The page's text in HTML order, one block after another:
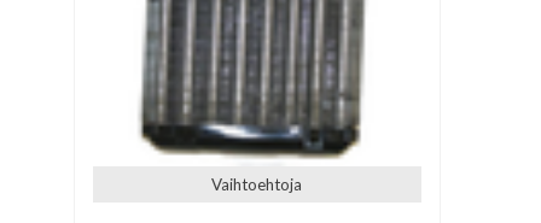
Vaihtoehtoja